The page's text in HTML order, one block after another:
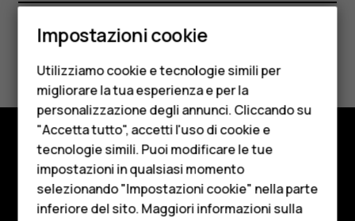
Smartphone
Cellulari
Telefoni per anziani
Accessori
HMD Terra M
Per le imprese
Ti è stato d'aiuto?
Sì No
Negozio
Informazioni su
Impostazioni cookie
Utilizziamo cookie e tecnologie simili per
migliorare la tua esperienza e per la
personalizzazione degli annunci. Cliccando su
"Accetta tutto", accetti l'uso di cookie e
tecnologie simili. Puoi modificare le tue
impostazioni in qualsiasi momento
selezionando "Impostazioni cookie" nella parte
inferiore del sito. Maggiori informazioni sulla